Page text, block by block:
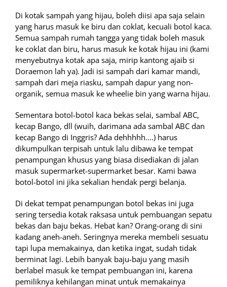
Di kotak sampah yang hijau, boleh diisi apa saja selain
yang harus masuk ke biru dan coklat, kecuali botol kaca.
Semua sampah rumah tangga yang tidak boleh masuk
ke coklat dan biru, harus masuk ke kotak hijau ini (kami
menyebutnya kotak apa saja, mirip kantong ajaib si
Doraemon lah ya). Jadi isi sampah dari kamar mandi,
sampah dari meja riasku, sampah dapur yang non-
organik, semua masuk ke wheelie bin yang warna hijau.
Sementara botol-botol kaca bekas selai, sambal ABC,
kecap Bango, dll (wuih, darimana ada sambal ABC dan
kecap Bango di Inggris? Ada dehhhhh….) harus
dikumpulkan terpisah untuk lalu dibawa ke tempat
penampungan khusus yang biasa disediakan di jalan
masuk supermarket-supermarket besar. Kami bawa
botol-botol ini jika sekalian hendak pergi belanja.
Di dekat tempat penampungan botol bekas ini juga
sering tersedia kotak raksasa untuk pembuangan sepatu
bekas dan baju bekas. Hebat kan? Orang-orang di sini
kadang aneh-aneh. Seringnya mereka membeli sesuatu
tapi lupa memakainya, dan ketika ingat, sudah tidak
berminat lagi. Lebih banyak baju-baju yang masih
berlabel masuk ke tempat pembuangan ini, karena
pemiliknya kehilangan minat untuk memakainya